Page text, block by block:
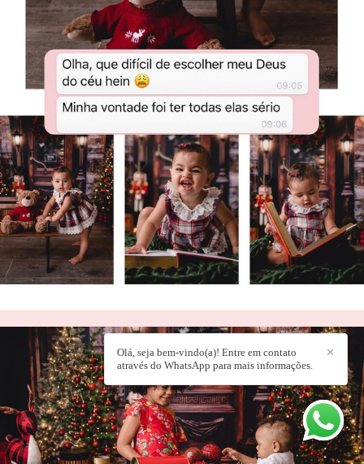
✕
Olá, seja bem-vindo(a)! Entre em contato
através do WhatsApp para mais informações.